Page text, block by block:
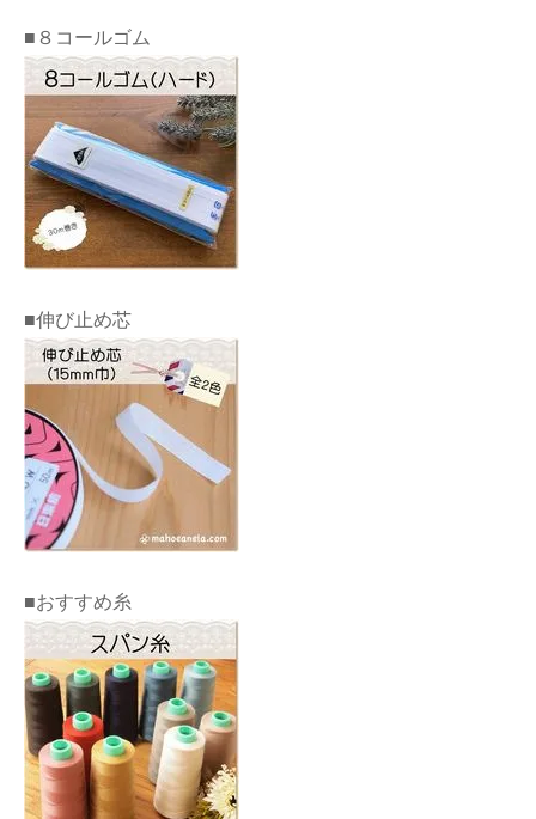
■８コールゴム
■伸び止め芯
■おすすめ糸